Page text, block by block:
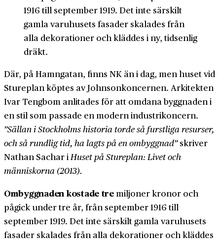
1916 till september 1919. Det inte särskilt
gamla varuhusets fasader skalades från
alla dekorationer och kläddes i ny, tidsenlig
dräkt.
Där, på Hamngatan, finns NK än i dag, men huset vid
Stureplan köptes av Johnsonkoncernen. Arkitekten
Ivar Tengbom anlitades för att omdana byggnaden i
en stil som passade en modern industrikoncern.
”Sällan i Stockholms historia torde så furstliga resurser,
och så rundlig tid, ha lagts på en ombyggnad”skriver
Nathan Sachar iHuset på Stureplan: Livet och
människorna (2013).
Ombyggnaden kostade tremiljoner kronor och
pågick under tre år, från september 1916 till
september 1919. Det inte särskilt gamla varuhusets
fasader skalades från alla dekorationer och kläddes